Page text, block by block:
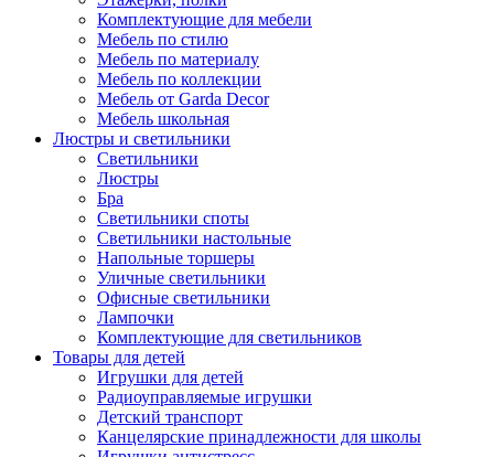
Комплектующие для мебели
Мебель по стилю
Мебель по материалу
Мебель по коллекции
Мебель от Garda Decor
Мебель школьная
Люстры и светильники
Светильники
Люстры
Бра
Светильники споты
Светильники настольные
Напольные торшеры
Уличные светильники
Офисные светильники
Лампочки
Комплектующие для светильников
Товары для детей
Игрушки для детей
Радиоуправляемые игрушки
Детский транспорт
Канцелярские принадлежности для школы